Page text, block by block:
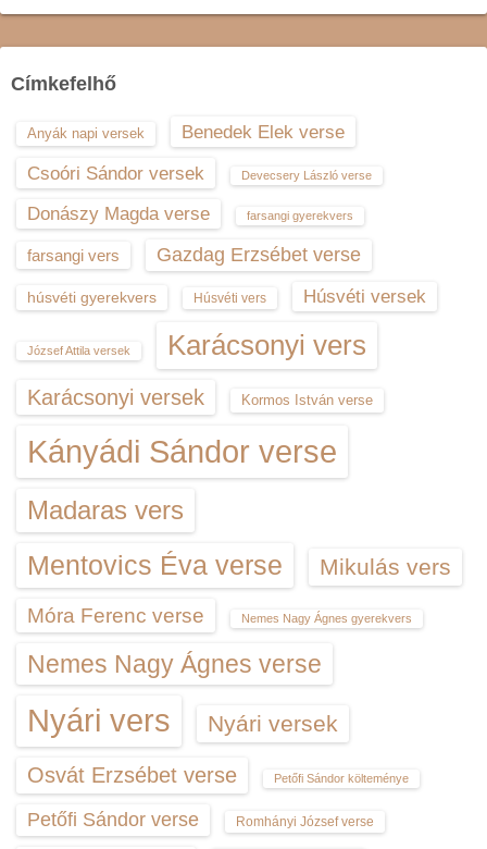
Címkefelhő
Anyák napi versek
Benedek Elek verse
Csoóri Sándor versek
Devecsery László verse
Donászy Magda verse farsangi gyerekvers
farsangi vers Gazdag Erzsébet verse
húsvéti gyerekvers Húsvéti vers Húsvéti versek
József Attila versek Karácsonyi vers
Karácsonyi versek Kormos István verse
Kányádi Sándor verse
Madaras vers
Mentovics Éva verse Mikulás vers
Móra Ferenc verse Nemes Nagy Ágnes gyerekvers
Nemes Nagy Ágnes verse
Nyári vers Nyári versek
Osvát Erzsébet verse Petőfi Sándor költeménye
Petőfi Sándor verse Romhányi József verse